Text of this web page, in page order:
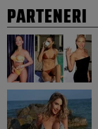
PARTENERI